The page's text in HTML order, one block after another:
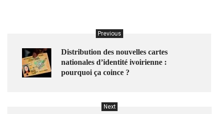
Previous
Distribution des nouvelles cartes
nationales d’identité ivoirienne :
pourquoi ça coince ?
Next